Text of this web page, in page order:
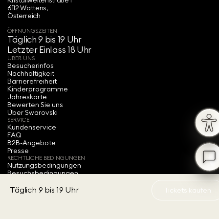
Täglich 9 bis 19 Uhr Tickets kaufen
6112 Wattens,
Österreich
ÖFFNUNGSZEITEN
Täglich 9 bis 19 Uhr
Letzter Einlass 18 Uhr
ÜBER UNS
Besucherinfos
Nachhaltigkeit
Barrierefreiheit
Kinderprogramme
Jahreskarte
Bewerten Sie uns
Über Swarovski
SERVICE
Kundenservice
FAQ
B2B-Angebote
Presse
RECHTLICHE BEDINGUNGEN
Nutzungsbedingungen
Besuchsbedingungen
Barrierefreiheitserklärung
Datenschutz